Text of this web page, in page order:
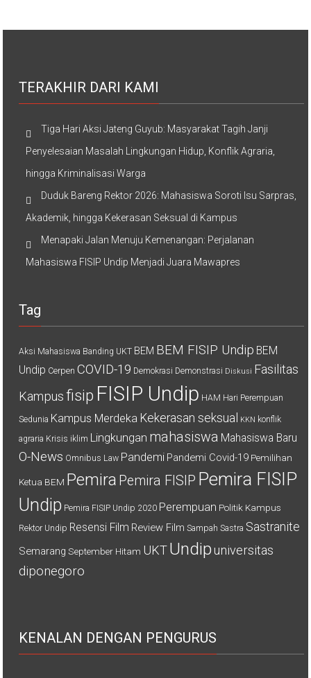
TERAKHIR DARI KAMI
Tiga Hari Aksi Jateng Guyub: Masyarakat Tagih Janji
Penyelesaian Masalah Lingkungan Hidup, Konflik Agraria,
hingga Kriminalisasi Warga
Duduk Bareng Rektor 2026: Mahasiswa Soroti Isu Sarpras,
Akademik, hingga Kekerasan Seksual di Kampus
Menapaki Jalan Menuju Kemenangan: Perjalanan
Mahasiswa FISIP Undip Menjadi Juara Mawapres
Tag
Aksi Mahasiswa Banding UKT BEM BEM FISIP Undip BEM
Undip Cerpen COVID-19 Demokrasi Demonstrasi Diskusi Fasilitas
Kampus fisip FISIP Undip HAM Hari Perempuan
Sedunia Kampus Merdeka Kekerasan seksual KKN konflik
agraria Krisis iklim Lingkungan mahasiswa Mahasiswa Baru
O-News Omnibus Law Pandemi Pandemi Covid-19 Pemilihan
Ketua BEM Pemira Pemira FISIP Pemira FISIP
Undip Pemira FISIP Undip 2020 Perempuan Politik Kampus
Rektor Undip Resensi Film Review Film Sampah Sastra Sastranite
Semarang September Hitam UKTUndip universitas
diponegoro
KENALAN DENGAN PENGURUS